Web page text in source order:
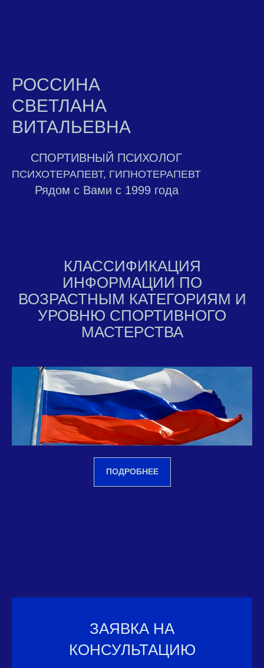
РОССИНА
СВЕТЛАНА
ВИТАЛЬЕВНА
СПОРТИВНЫЙ ПСИХОЛОГ
ПСИХОТЕРАПЕВТ, ГИПНОТЕРАПЕВТ
Рядом с Вами с 1999 года
КЛАССИФИКАЦИЯ
ИНФОРМАЦИИ ПО
ВОЗРАСТНЫМ КАТЕГОРИЯМ И
УРОВНЮ СПОРТИВНОГО
МАСТЕРСТВА
ПОДРОБНЕЕ
ЗАЯВКА НА
КОНСУЛЬТАЦИЮ